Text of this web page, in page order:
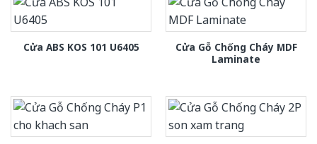
Cửa ABS KOS 101 U6405
Cửa Gỗ Chống Cháy MDF
Laminate